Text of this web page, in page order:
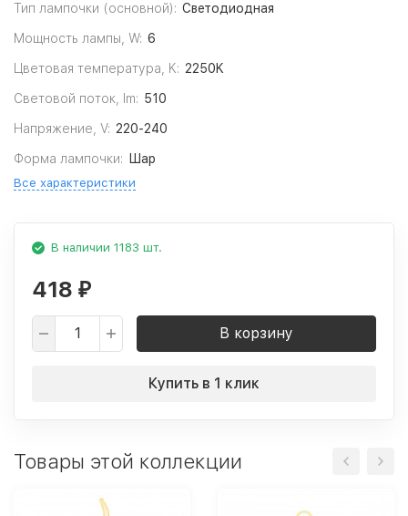
Тип лампочки (основной): Светодиодная
Мощность лампы, W: 6
Цветовая температура, K: 2250K
Световой поток, lm: 510
Напряжение, V: 220-240
Форма лампочки: Шар
Все характеристики
В наличии 1183 шт.
418 ₽
В корзину
Купить в 1 клик
Товары этой коллекции